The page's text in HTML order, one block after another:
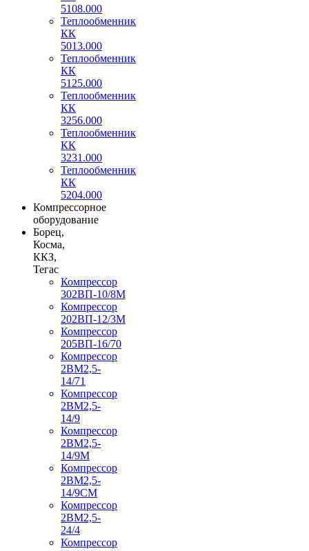
5108.000
Теплообменник
КК
5013.000
Теплообменник
КК
5125.000
Теплообменник
КК
3256.000
Теплообменник
КК
3231.000
Теплообменник
КК
5204.000
Компрессорное
оборудование
Борец,
Косма,
ККЗ,
Тегас
Компрессор
302ВП-10/8М
Компрессор
202ВП-12/3М
Компрессор
205ВП-16/70
Компрессор
2ВМ2,5-
14/71
Компрессор
2ВМ2,5-
14/9
Компрессор
2ВМ2,5-
14/9М
Компрессор
2ВМ2,5-
14/9СМ
Компрессор
2ВМ2,5-
24/4
Компрессор